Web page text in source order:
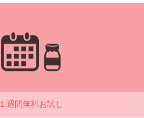
１週間無料お試し